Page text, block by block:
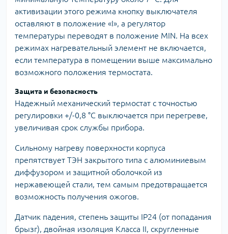
активизации этого режима кнопку выключателя
оставляют в положение «І», а регулятор
температуры переводят в положение MIN. На всех
режимах нагревательный элемент не включается,
если температура в помещении выше максимально
возможного положения термостата.
Защита и безопасность
Надежный механический термостат с точностью
регулировки +/-0,8 °С выключается при перегреве,
увеличивая срок службы прибора.
Сильному нагреву поверхности корпуса
препятствует ТЭН закрытого типа с алюминиевым
диффузором и защитной оболочкой из
нержавеющей стали, тем самым предотвращается
возможность получения ожогов.
Датчик падения, степень защиты IP24 (от попадания
брызг), двойная изоляция Класса II, скругленные